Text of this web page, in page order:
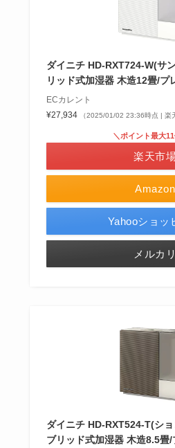
ダイニチ HD-RXT724-W(サ
リッド式加湿器 木造12畳/プ
ECカレント
¥27,934
（2025/01/02 23:36時点 | 楽
Amazon
＼ポイント最大
楽天市
Yahooショッ
メルカリ
ダイニチ HD-RXT524-T(シ
ブリッド式加湿器 木造8.5畳